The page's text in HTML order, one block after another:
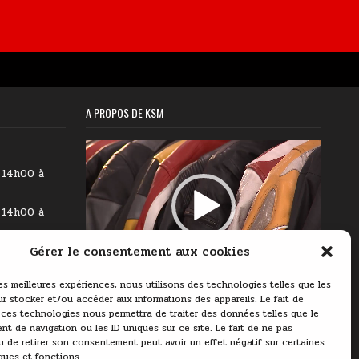
Gérer le consentement aux cookies
meilleures expériences, nous utilisons des technologies telles que les
stocker et/ou accéder aux informations des appareils. Le fait de
technologies nous permettra de traiter des données telles que le
de navigation ou les ID uniques sur ce site. Le fait de ne pas
de retirer son consentement peut avoir un effet négatif sur certaines
à
à
à
à
à
A PROPOS DE KSM
Lecteur
vidéo
00:00 03:11